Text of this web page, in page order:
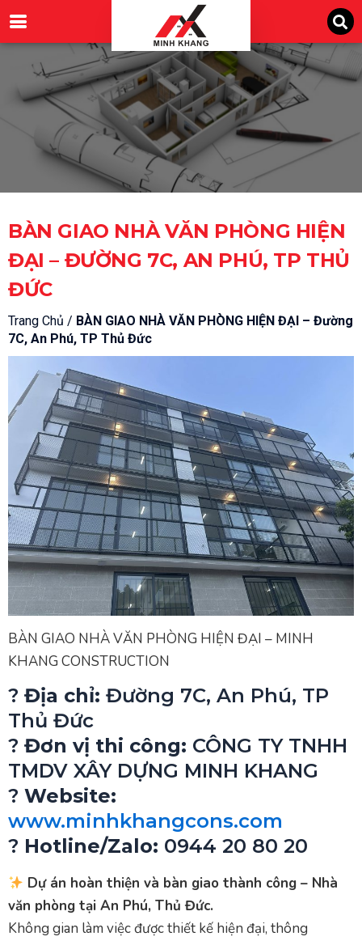
Nhảy
tới
BÀN GIAO NHÀ VĂN PHÒNG HIỆN
ĐẠI – ĐƯỜNG 7C, AN PHÚ, TP THỦ
ĐỨC
Trang Chủ / BÀN GIAO NHÀ VĂN PHÒNG HIỆN ĐẠI – Đường
7C, An Phú, TP Thủ Đức
BÀN GIAO NHÀ VĂN PHÒNG HIỆN ĐẠI – MINH
KHANG CONSTRUCTION
? Địa chỉ: Đường 7C, An Phú, TP
Thủ Đức
? Đơn vị thi công: CÔNG TY TNHH
TMDV XÂY DỰNG MINH KHANG
? Website:
www.minhkhangcons.com
? Hotline/Zalo: 0944 20 80 20
Dự án hoàn thiện và bàn giao thành công – Nhà
văn phòng tại An Phú, Thủ Đức.
Không gian làm việc được thiết kế hiện đại, thông